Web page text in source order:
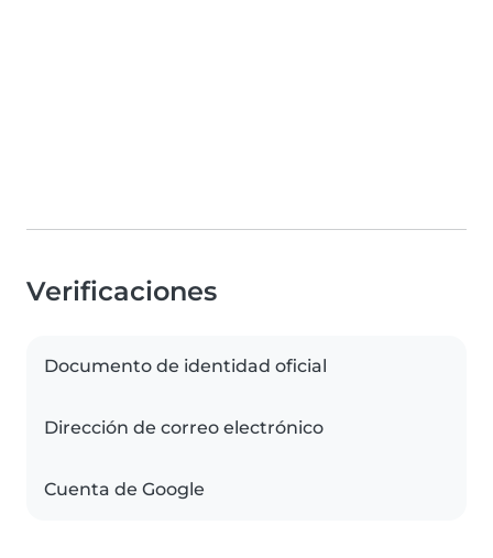
Verificaciones
Documento de identidad oficial
Dirección de correo electrónico
Cuenta de Google